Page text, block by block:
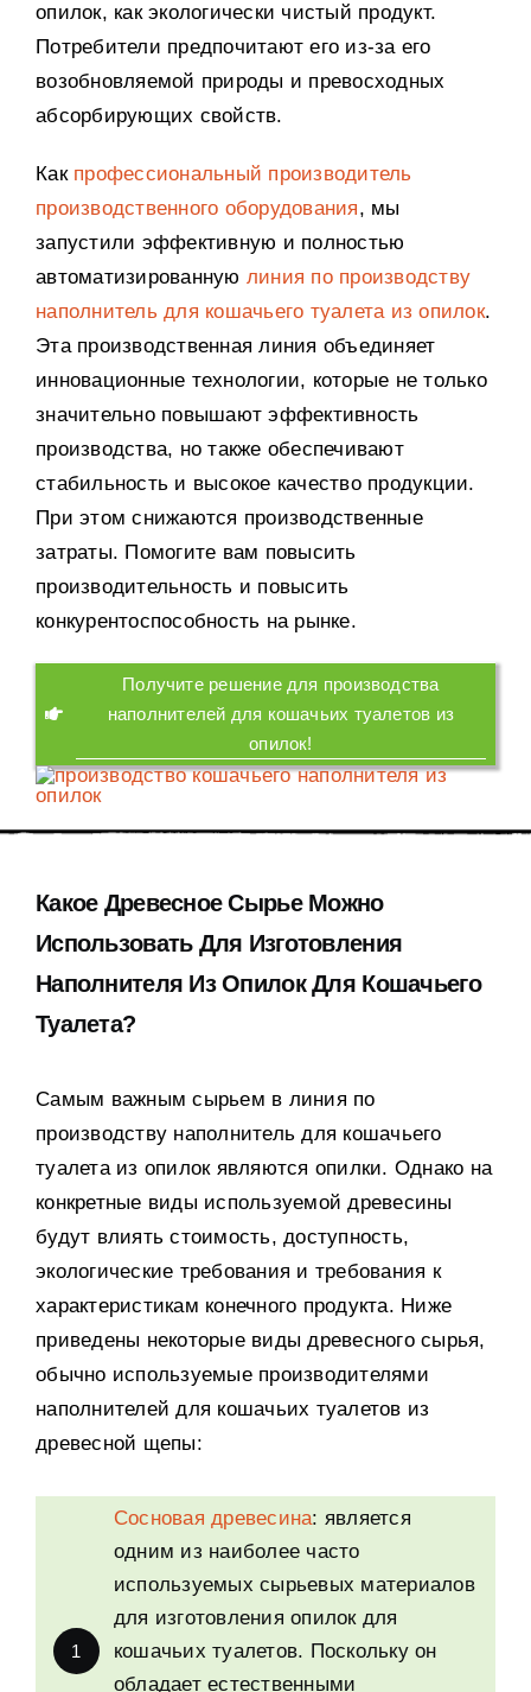
опилок, как экологически чистый продукт.
Потребители предпочитают его из-за его
возобновляемой природы и превосходных
абсорбирующих свойств.
Как профессиональный производитель
производственного оборудования, мы
запустили эффективную и полностью
автоматизированную линия по производству
наполнитель для кошачьего туалета из опилок.
Эта производственная линия объединяет
инновационные технологии, которые не только
значительно повышают эффективность
производства, но также обеспечивают
стабильность и высокое качество продукции.
При этом снижаются производственные
затраты. Помогите вам повысить
производительность и повысить
конкурентоспособность на рынке.
Получите решение для производства
наполнителей для кошачьих туалетов из
опилок!
Какое Древесное Сырье Можно
Использовать Для Изготовления
Наполнителя Из Опилок Для Кошачьего
Туалета?
Самым важным сырьем в линия по
производству наполнитель для кошачьего
туалета из опилок являются опилки. Однако на
конкретные виды используемой древесины
будут влиять стоимость, доступность,
экологические требования и требования к
характеристикам конечного продукта. Ниже
приведены некоторые виды древесного сырья,
обычно используемые производителями
наполнителей для кошачьих туалетов из
древесной щепы:
1
Сосновая древесина: является
одним из наиболее часто
используемых сырьевых материалов
для изготовления опилок для
кошачьих туалетов. Поскольку он
обладает естественными